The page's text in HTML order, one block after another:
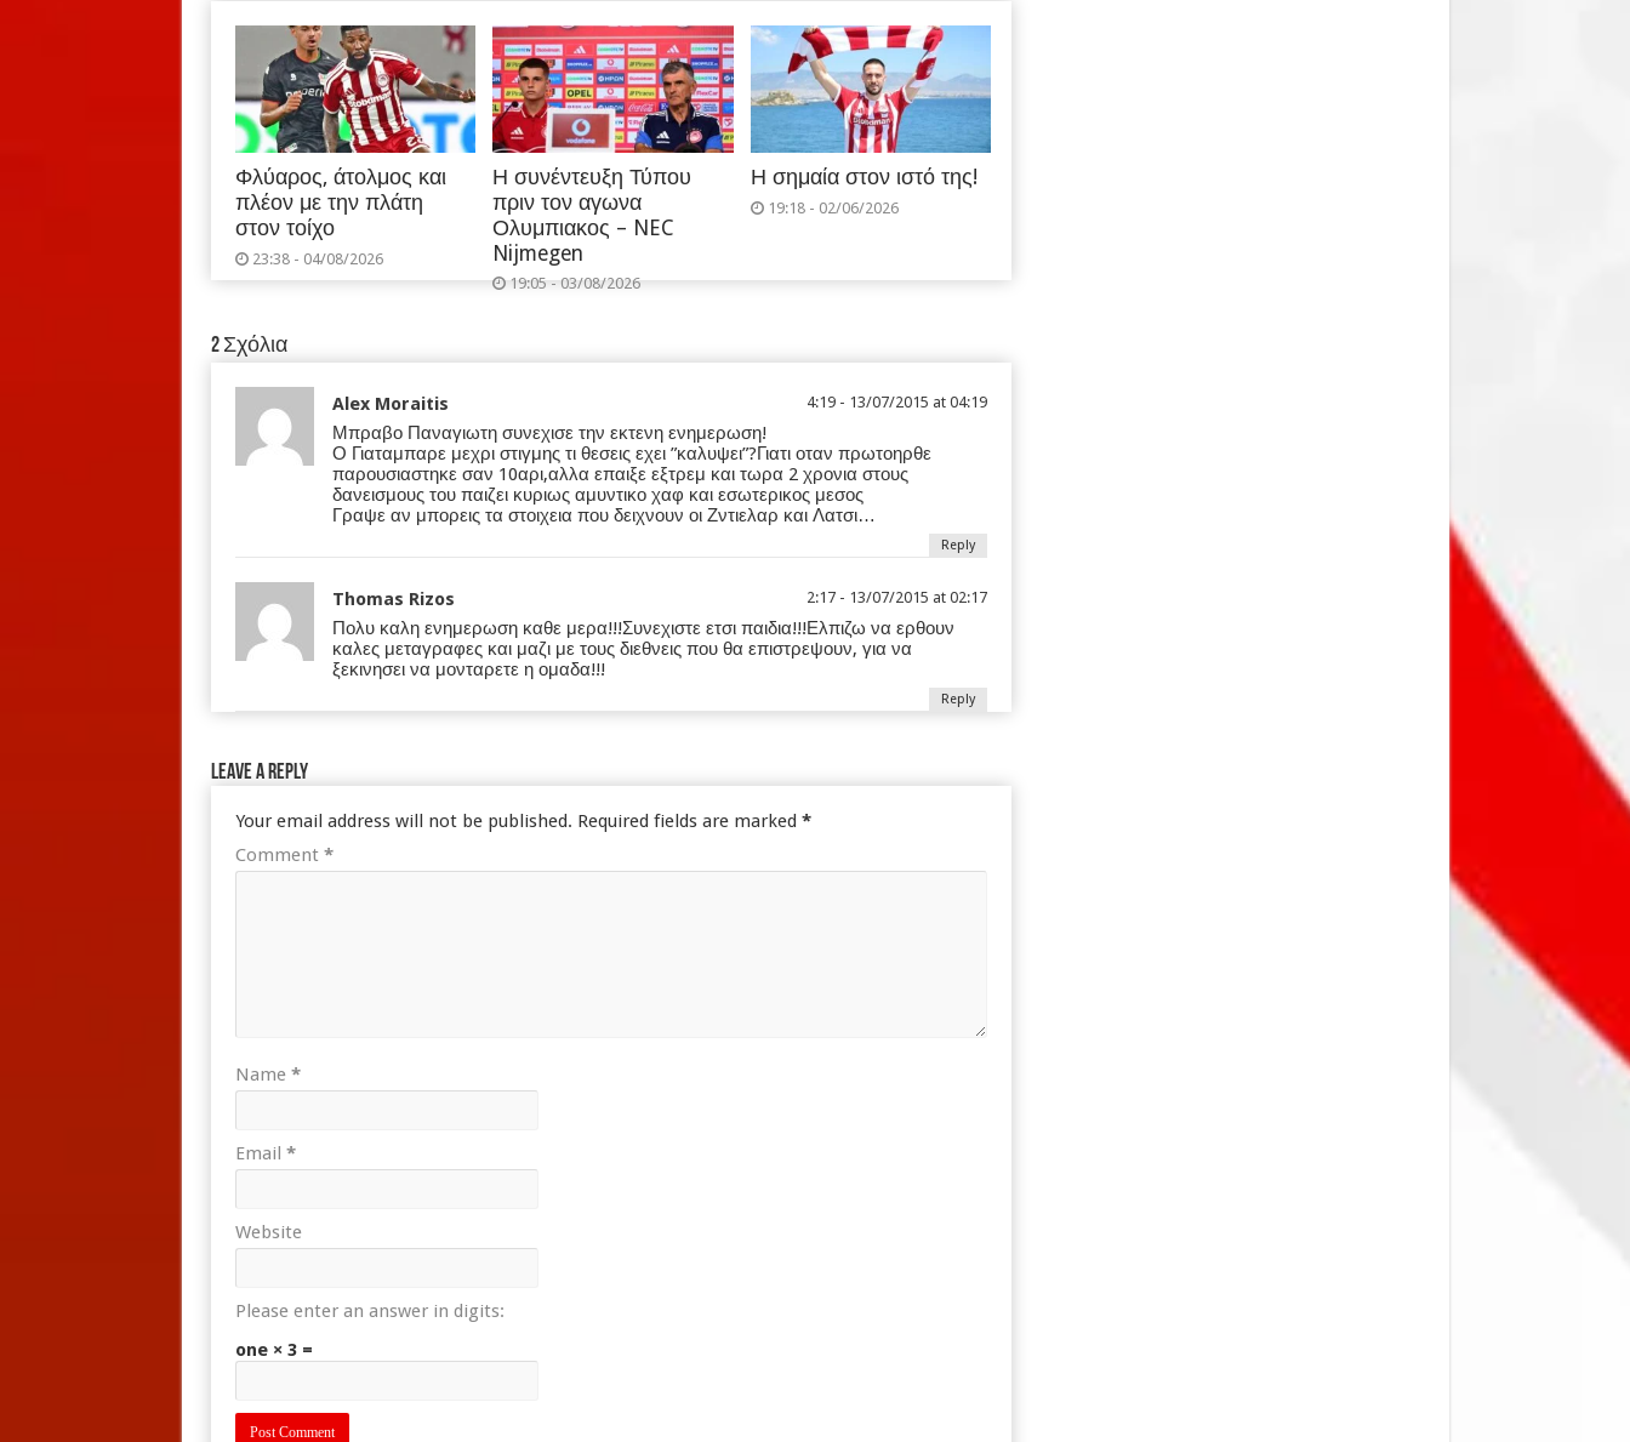
Φλύαρος, άτολμος και
πλέον με την πλάτη
στον τοίχο
23:38 - 04/08/2026
Η συνέντευξη Τύπου
πριν τον αγωνα
Ολυμπιακος – NEC
Nijmegen
19:05 - 03/08/2026
Η σημαία στον ιστό της!
19:18 - 02/06/2026
2 Σχόλια
Alex Moraitis 4:19 - 13/07/2015 at 04:19
Μπραβο Παναγιωτη συνεχισε την εκτενη ενημερωση!
Ο Γιαταμπαρε μεχρι στιγμης τι θεσεις εχει ”καλυψει”?Γιατι οταν πρωτοηρθε
παρουσιαστηκε σαν 10αρι,αλλα επαιξε εξτρεμ και τωρα 2 χρονια στους
δανεισμους του παιζει κυριως αμυντικο χαφ και εσωτερικος μεσος
Γραψε αν μπορεις τα στοιχεια που δειχνουν οι Ζντιελαρ και Λατσι…
Reply
Thomas Rizos 2:17 - 13/07/2015 at 02:17
Πολυ καλη ενημερωση καθε μερα!!!Συνεχιστε ετσι παιδια!!!Ελπιζω να ερθουν
καλες μεταγραφες και μαζι με τους διεθνεις που θα επιστρεψουν, για να
ξεκινησει να μονταρετε η ομαδα!!!
Reply
Leave a Reply
Your email address will not be published. Required fields are marked *
Comment *
Name *
Email *
Website
Please enter an answer in digits:
one × 3 =